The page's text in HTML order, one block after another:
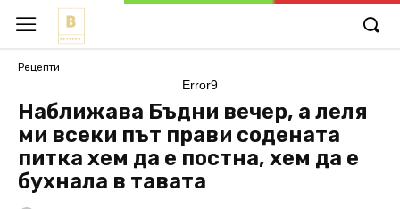
Рецепти
Error9
Наближава Бъдни вечер, а леля
ми всеки път прави содената
питка хем да е постна, хем да е
бухнала в тавата